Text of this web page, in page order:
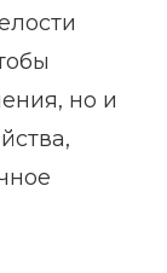
но и